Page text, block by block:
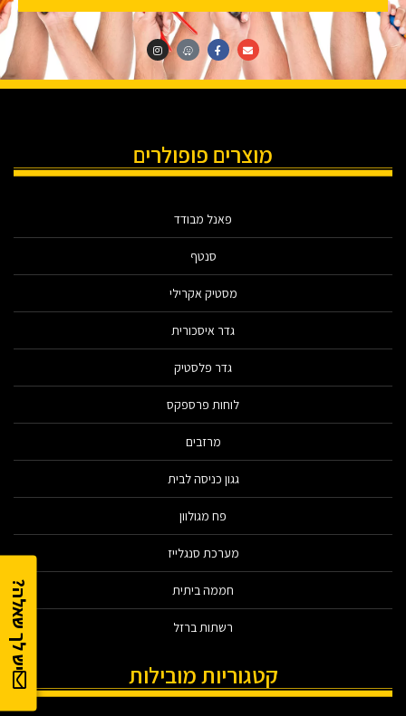
יש לך שאלה?
מוצרים פופולרים
פאנל מבודד
סנטף
מסטיק אקרילי
גדר איסכורית
גדר פלסטיק
לוחות פרספקס
מרזבים
גגון כניסה לבית
פח מגולוון
מערכת סנגלייז
חממה ביתית
רשתות ברזל
קטגוריות מובילות